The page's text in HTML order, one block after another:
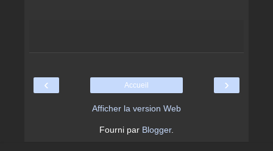
‹ ›
Accueil
Afficher la version Web
Fourni par Blogger.